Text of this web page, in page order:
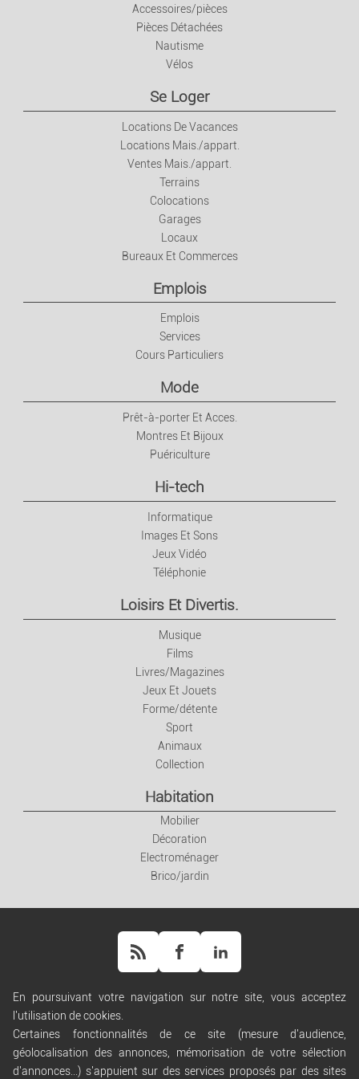
Accessoires/pièces
Pièces Détachées
Nautisme
Vélos
Se Loger
Locations De Vacances
Locations Mais./appart.
Ventes Mais./appart.
Terrains
Colocations
Garages
Locaux
Bureaux Et Commerces
Emplois
Emplois
Services
Cours Particuliers
Mode
Prêt-à-porter Et Acces.
Montres Et Bijoux
Puériculture
Hi-tech
Informatique
Images Et Sons
Jeux Vidéo
Téléphonie
Loisirs Et Divertis.
Musique
Films
Livres/Magazines
Jeux Et Jouets
Forme/détente
Sport
Animaux
Collection
Habitation
Mobilier
Décoration
Electroménager
Brico/jardin
Règles de diffusion
Conditions générales d'utilisation
Conditions générales de vente
En poursuivant votre navigation sur notre site, vous acceptez
l'utilisation de cookies.
Certaines fonctionnalités de ce site (mesure d'audience,
géolocalisation des annonces, mémorisation de votre sélection
d'annonces...) s'appuient sur des services proposés par des sites